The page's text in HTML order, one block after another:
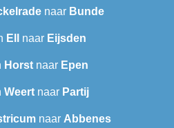
naar Bunde
Ell naar Eijsden
Horst naar Epen
Weertnaar Partij
naar Abbenes